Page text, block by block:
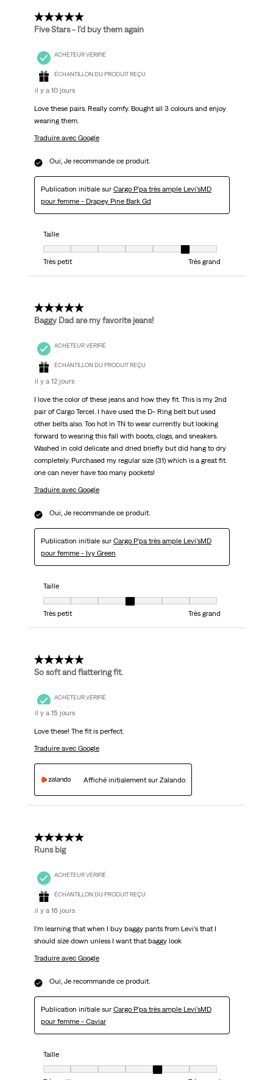
5 étoile(s) sur 5.
Five Stars - I’d buy them again
ACHETEUR VÉRIFIÉ
ÉCHANTILLON DU PRODUIT REÇU
il y a 10 jours
Love these pairs. Really comfy. Bought all 3 colours and enjoy
wearing them.
Traduire avec Google
Oui, Je recommande ce produit.
Publication initiale sur Cargo P'pa très ample Levi’sMD
pour femme - Drapey Pine Bark Gd
Taille
Taille, 6 sur 7, où 1 est égal à Très petit et 7 est égal à Très grand
Très petit
Très grand
5 étoile(s) sur 5.
Baggy Dad are my favorite jeans!
ACHETEUR VÉRIFIÉ
ÉCHANTILLON DU PRODUIT REÇU
il y a 12 jours
I love the color of these jeans and how they fit. This is my 2nd
pair of Cargo Tercel. I have used the D- Ring belt but used
other belts also. Too hot in TN to wear currently but looking
forward to wearing this fall with boots, clogs, and sneakers.
Washed in cold delicate and dried briefly but did hang to dry
completely. Purchased my regular size (31) which is a great fit.
one can never have too many pockets!
Traduire avec Google
Oui, Je recommande ce produit.
Publication initiale sur Cargo P'pa très ample Levi’sMD
pour femme - Ivy Green
Taille
Taille, 4 sur 7, où 1 est égal à Très petit et 7 est égal à Très grand
Très petit
Très grand
5 étoile(s) sur 5.
So soft and flattering fit.
ACHETEUR VÉRIFIÉ
il y a 15 jours
Love these! The fit is perfect.
Traduire avec Google
Affiché initialement sur Zalando
5 étoile(s) sur 5.
Runs big
ACHETEUR VÉRIFIÉ
ÉCHANTILLON DU PRODUIT REÇU
il y a 16 jours
I’m learning that when I buy baggy pants from Levi’s that I
should size down unless I want that baggy look
Traduire avec Google
Oui, Je recommande ce produit.
Publication initiale sur Cargo P'pa très ample Levi’sMD
pour femme - Caviar
Taille
Taille, 5 sur 7, où 1 est égal à Très petit et 7 est égal à Très grand